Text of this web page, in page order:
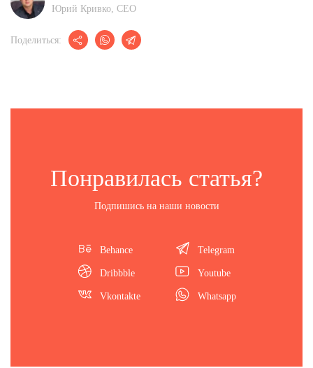
Юрий Кривко, CEО
Поделиться:
Понравилась статья?
Подпишись на наши новости
Behance
Dribbble
Vkontakte
Telegram
Youtube
Whatsapp